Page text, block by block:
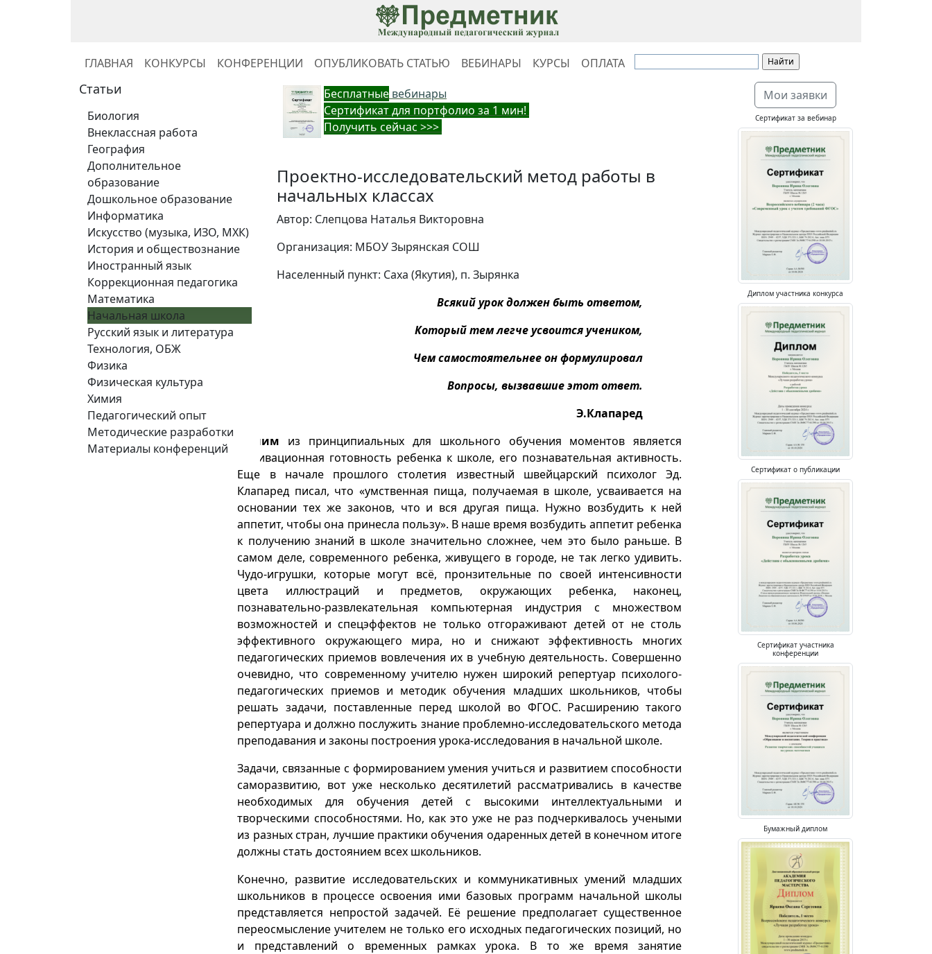
ГЛАВНАЯ КОНКУРСЫ КОНФЕРЕНЦИИ ОПУБЛИКОВАТЬ СТАТЬЮ ВЕБИНАРЫ КУРСЫ ОПЛАТА
Статьи
Биология
Внеклассная работа
География
Дополнительное
образование
Дошкольное образование
Информатика
Искусство (музыка, ИЗО, МХК)
История и обществознание
Иностранный язык
Коррекционная педагогика
Математика
Начальная школа
Русский язык и литература
Технология, ОБЖ
Физика
Физическая культура
Химия
Педагогический опыт
Методические разработки
Материалы конференций
Бесплатные вебинары
Cертификат для портфолио за 1 мин!
Получить сейчас >>>
Проектно-исследовательский метод работы в
начальных классах
Автор: Слепцова Наталья Викторовна
Организация: МБОУ Зырянская СОШ
Населенный пункт: Саха (Якутия), п. Зырянка
Всякий урок должен быть ответом,
Который тем легче усвоится учеником,
Чем самостоятельнее он формулировал
Вопросы, вызвавшие этот ответ.
Э.Клапаред
Одним из принципиальных для школьного обучения моментов является
мотивационная готовность ребенка к школе, его познавательная активность.
Еще в начале прошлого столетия известный швейцарский психолог Эд.
Клапаред писал, что «умственная пища, получаемая в школе, усваивается на
основании тех же законов, что и вся другая пища. Нужно возбудить к ней
аппетит, чтобы она принесла пользу». В наше время возбудить аппетит ребенка
к получению знаний в школе значительно сложнее, чем это было раньше. В
самом деле, современного ребенка, живущего в городе, не так легко удивить.
Чудо-игрушки, которые могут всё, пронзительные по своей интенсивности
цвета иллюстраций и предметов, окружающих ребенка, наконец,
познавательно-развлекательная компьютерная индустрия с множеством
возможностей и спецэффектов не только отгораживают детей от не столь
эффективного окружающего мира, но и снижают эффективность многих
педагогических приемов вовлечения их в учебную деятельность. Совершенно
очевидно, что современному учителю нужен широкий репертуар психолого-
педагогических приемов и методик обучения младших школьников, чтобы
решать задачи, поставленные перед школой во ФГОС. Расширению такого
репертуара и должно послужить знание проблемно-исследовательского метода
преподавания и законы построения урока-исследования в начальной школе.
Задачи, связанные с формированием умения учиться и развитием способности
саморазвитию, вот уже несколько десятилетий рассматривались в качестве
необходимых для обучения детей с высокими интеллектуальными и
творческими способностями. Но, как это уже не раз подчеркивалось учеными
из разных стран, лучшие практики обучения одаренных детей в конечном итоге
должны стать достоянием всех школьников.
Конечно, развитие исследовательских и коммуникативных умений младших
школьников в процессе освоения ими базовых программ начальной школы
представляется непростой задачей. Её решение предполагает существенное
переосмысление учителем не только его исходных педагогических позиций, но
и представлений о временных рамках урока. В то же время занятие
Мои заявки
Сертификат за вебинар
Диплом участника конкурса
Сертификат о публикации
Сертификат участника
конференции
Бумажный диплом